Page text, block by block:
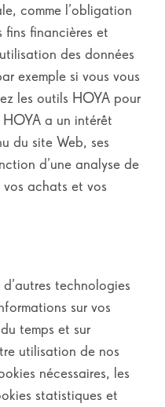
comme l’obligation
financières et
des données
exemple si vous vous
les outils HOYA pour
HOYA a un intérêt
du site Web, ses
d’une analyse de
achats et vos
technologies
sur vos
temps et sur
utilisation de nos
nécessaires, les
statistiques et